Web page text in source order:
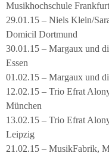
Musikhochschule Frankfurt
29.01.15 – Niels Klein/
Domicil Dortmund
30.01.15 – Margaux und
Essen
01.02.15 – Margaux und
12.02.15 – Trio Efrat
München
13.02.15 – Trio Efrat
Leipzig
21.02.15 – MusikFabrik,